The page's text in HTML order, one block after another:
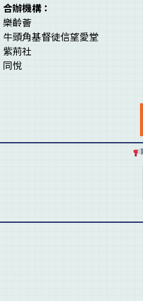
合辦機構：
樂齡薈
牛頭角基督徒信望愛堂
紫荊社
同悅